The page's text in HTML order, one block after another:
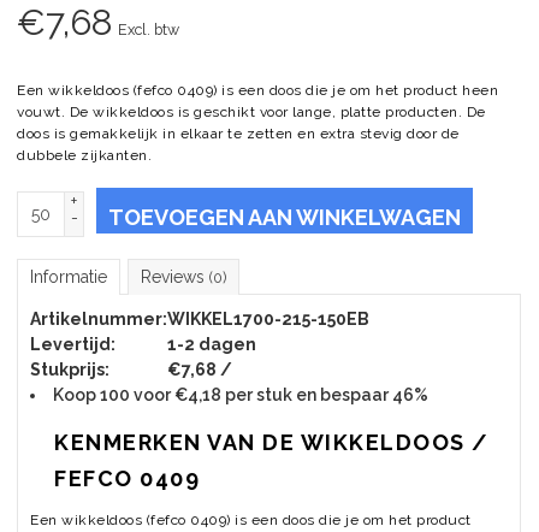
€7,68 Excl. btw
Een wikkeldoos (fefco 0409) is een doos die je om het product heen
vouwt. De wikkeldoos is geschikt voor lange, platte producten. De
doos is gemakkelijk in elkaar te zetten en extra stevig door de
dubbele zijkanten.
+
-
TOEVOEGEN AAN WINKELWAGEN
Informatie Reviews (0)
Artikelnummer:WIKKEL1700-215-150EB
Levertijd:
1-2 dagen
Stukprijs:
€7,68 /
Koop 100 voor €4,18 per stuk en bespaar 46%
KENMERKEN VAN DE WIKKELDOOS /
FEFCO 0409
Een wikkeldoos (fefco 0409) is een doos die je om het product